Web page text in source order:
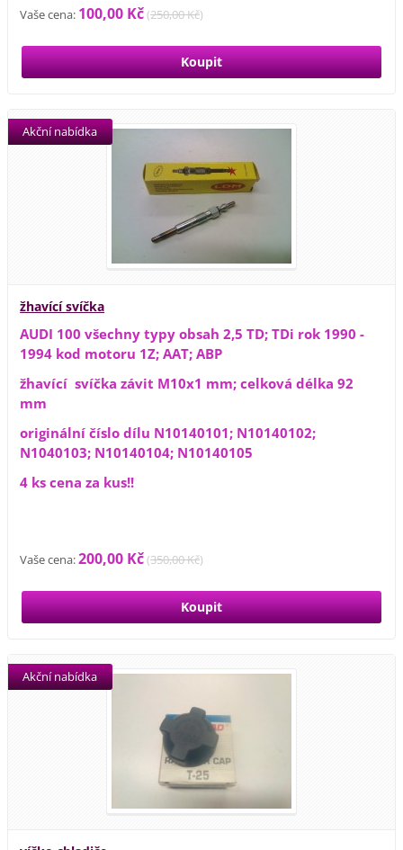
Vaše cena: 100,00 Kč(250,00 Kč)
žhavící svíčka
Akční nabídka
AUDI 100 všechny typy obsah 2,5 TD; TDi rok 1990 -
1994 kod motoru 1Z; AAT; ABP
žhavící svíčka závit M10x1 mm; celková délka 92
mm
originální číslo dílu N10140101; N10140102;
N1040103; N10140104; N10140105
4 ks cena za kus!!
Vaše cena:200,00 Kč(350,00 Kč)
Akční nabídka